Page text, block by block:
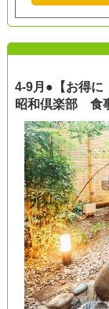
4-9月●【お得に
昭和倶楽部 食